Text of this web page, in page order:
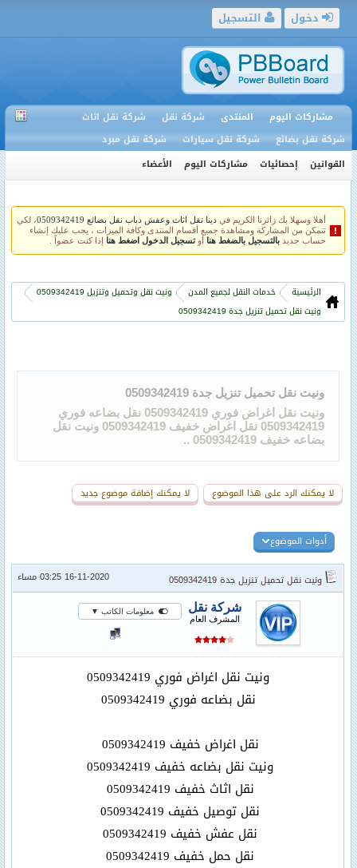
التسجيل دخول
مشاركات اليوم المنتدى شركة نقل
شركة نقل اثاث
شركة نقل بضائع
شركة نقل سيارات
شركة نقل مبرد
القوانين
إحصائيات مشاركات اليوم الأعضاء
أهلا وسهلا بك زائرنا الكريم فيدينا نقل اثاث وعفش دباب نقل بضائع 0509342419
، لكي
تتمكن من المشاركة ومشاهدة جميع أقسام المنتدى وكافة الميزات ، يجب عليك إنشاء
حساب جديدبالتسجيل بالضغط هنا أوتسجيل الدخول اضغط هنا إذا كنت عضواً .
الرئيسية خدمات النقل لجميع المدن
ونيت نقل وتحميل وتنزيل 0509342419
ونيت نقل تحميل تنزيل جدة 0509342419
ونيت نقل تحميل تنزيل جدة 0509342419
ونيت نقل اغراض فوري 0509342419 نقل بضاعه فوري
0509342419 نقل اغراض خفيف 0509342419 ونيت نقل
بضاعه خفيف 0509342419 ..
لا يمكنك الرد على هذا الموضوع لا يمكنك إضافة موضوع جديد
أدوات الموضوع
ونيت نقل تحميل تنزيل جدة 0509342419 16-11-2020 03:25 مساء
شركة نقل
المشرف العام
معلومات الكاتب ▼
ونيت نقل اغراض فوري 0509342419
نقل بضاعه فوري 0509342419
نقل اغراض خفيف 0509342419
ونيت نقل بضاعه خفيف 0509342419
نقل اثاث خفيف 0509342419
نقل توصيل خفيف 0509342419
نقل عفش خفيف 0509342419
نقل حمل خفيف 0509342419